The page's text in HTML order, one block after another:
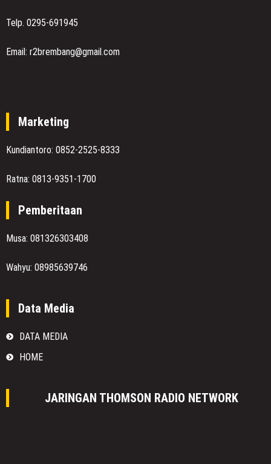
Telp. 0295-691945
Email: r2brembang@gmail.com
Marketing
Kundiantoro: 0852-2525-8333
Ratna: 0813-9351-1700
Pemberitaan
Musa: 081326303408
Wahyu: 08985639746
Data Media
DATA MEDIA
HOME
JARINGAN THOMSON RADIO NETWORK